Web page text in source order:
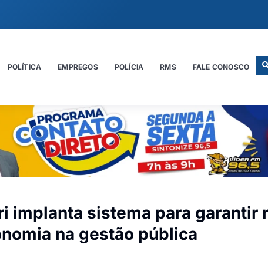
POLÍTICA EMPREGOS POLÍCIA RMS FALE CONOSCO
implanta sistema para garantir
na gestão pública